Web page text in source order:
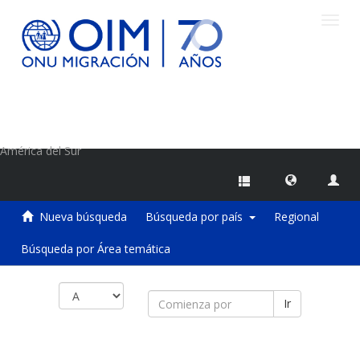
América del Sur
Nueva búsqueda Búsqueda por país Regional
Búsqueda por Área temática
Ir